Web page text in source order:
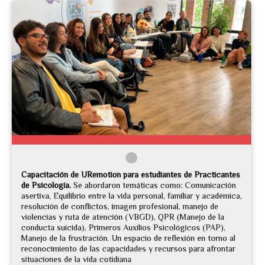
Capacitación de URemotion para estudiantes de Practicantes
de Psicología. Se abordaron temáticas como: Comunicación
asertiva, Equilibrio entre la vida personal, familiar y académica,
resolución de conflictos, imagen profesional, manejo de
violencias y ruta de atención (VBGD), QPR (Manejo de la
conducta suicida), Primeros Auxilios Psicológicos (PAP),
Manejo de la frustración. Un espacio de reflexión en torno al
reconocimiento de las capacidades y recursos para afrontar
situaciones de la vida cotidiana